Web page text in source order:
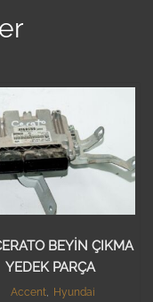
BEYİN ÇIKMA
YEDEK PARÇA
Accent, Hyundai